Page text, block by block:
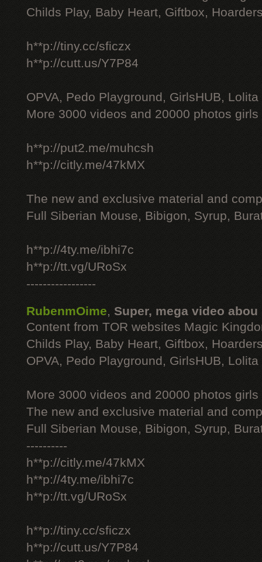
Childs Play, Baby Heart, Giftbox,
h**p://tiny.cc/sficzx
h**p://cutt.us/Y7P84
OPVA, Pedo Playground, GirlsHUB, Lolita
More 3000 videos and 20000 photos
h**p://put2.me/muhcsh
h**p://citly.me/47kMX
The new and exclusive material and
Full Siberian Mouse, Bibigon, Syrup,
h**p://4ty.me/ibhi7c
h**p://tt.vg/URoSx
-----------------
RubenmOime, Super, mega video abou
Content from TOR websites Magic
Childs Play, Baby Heart, Giftbox,
OPVA, Pedo Playground, GirlsHUB, Lolita
More 3000 videos and 20000 photos
The new and exclusive material and
Full Siberian Mouse, Bibigon, Syrup,
----------
h**p://citly.me/47kMX
h**p://4ty.me/ibhi7c
h**p://tt.vg/URoSx
h**p://tiny.cc/sficzx
h**p://cutt.us/Y7P84